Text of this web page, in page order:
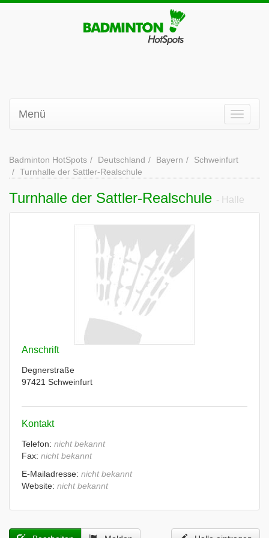
Menü
Badminton HotSpots Deutschland Bayern
Schweinfurt
Turnhalle der Sattler-Realschule
Turnhalle der Sattler-Realschule - Halle
Anschrift
Degnerstraße
97421 Schweinfurt
Kontakt
Telefon: nicht bekannt
Fax: nicht bekannt
E-Mailadresse: nicht bekannt
Website: nicht bekannt